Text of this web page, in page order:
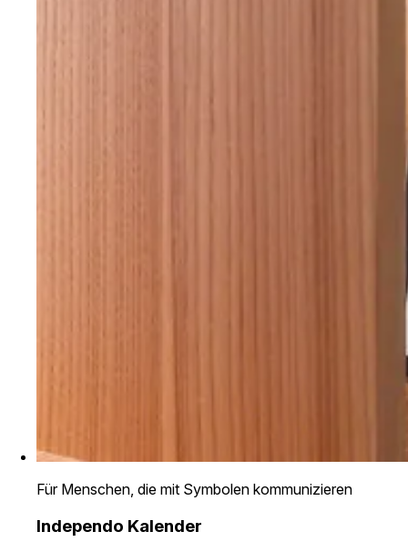
Für Menschen, die mit Symbolen kommunizieren
Independo Kalender